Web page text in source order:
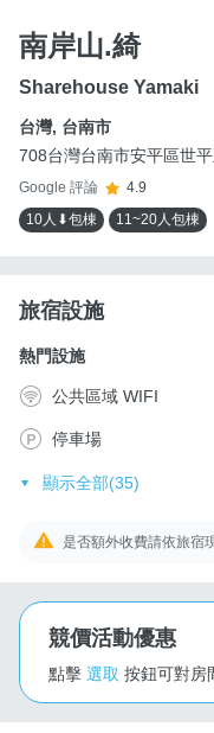
南岸山.綺
Sharehouse Yamaki
台灣, 台南市
708台灣台南市安平區世
Google 評論
4.9
10人⬇包棟
11~20人包棟
旅宿設施
熱門設施
公共區域 WIFI
停車場
顯示全部(35)
是否額外收費請依旅宿
競價活動優惠
點擊 選取 按鈕可對房